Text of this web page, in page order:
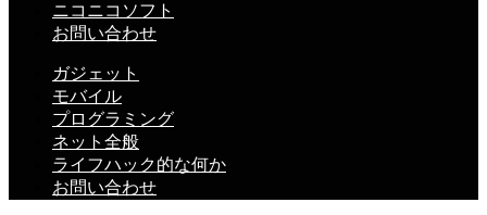
ニコニコソフト
お問い合わせ
ガジェット
モバイル
プログラミング
ネット全般
ライフハック的な何か
お問い合わせ